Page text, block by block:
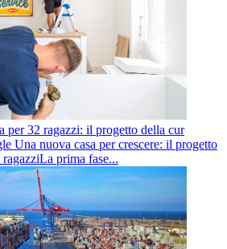
per 32 ragazzi: il progetto della cur
Una nuova casa per crescere: il progetto
prima fase...